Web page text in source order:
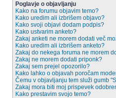
Poglavje o objavljanju
Kako na forumu objavim temo?
Kako uredim ali izbrišem objavo?
Kako svoji objavi dodam podpis?
Kako ustvarim anketo?
Zakaj anketi ne morem dodati več
Kako uredim ali izbrišem anketo?
Zakaj do nekega foruma ne morem
Zakaj ne morem dodati priponk?
Zakaj sem prejel opozorilo?
Kako lahko o objavah poročam
Čemu v objavljanju tem služi gumb
Zakaj mora biti moj prispevek
Kako prestavim svojo temo?